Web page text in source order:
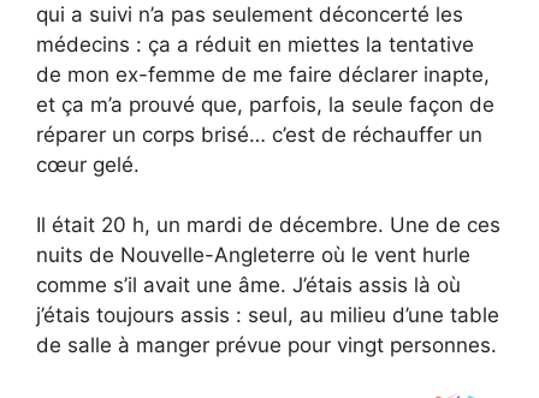
qui a suivi n’a pas seulement déconcerté les
médecins : ça a réduit en miettes la tentative
de mon ex-femme de me faire déclarer inapte,
et ça m’a prouvé que, parfois, la seule façon de
réparer un corps brisé… c’est de réchauffer un
cœur gelé.
Il était 20 h, un mardi de décembre. Une de ces
nuits de Nouvelle-Angleterre où le vent hurle
comme s’il avait une âme. J’étais assis là où
j’étais toujours assis : seul, au milieu d’une table
de salle à manger prévue pour vingt personnes.